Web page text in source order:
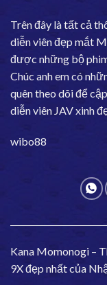
Trên đây là tất cả
diễn viên đẹp mắt
được những bộ
Chúc anh em có
quên theo dõi để
diễn viên JAV xinh
wibo88
Kana Momonogi –
9X đẹp nhất của